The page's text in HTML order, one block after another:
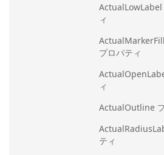
ActualLowLabel
ィ
プロパティ
ィ
ActualOutline
ティ